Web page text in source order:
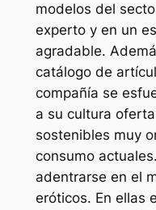
modelos del
experto y en un
agradable.
catálogo de
compañía se
a su cultura
sostenibles muy
consumo
adentrarse en el
eróticos. En ellas